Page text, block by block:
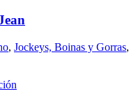
, Jockeys, Boinas y Gorras,